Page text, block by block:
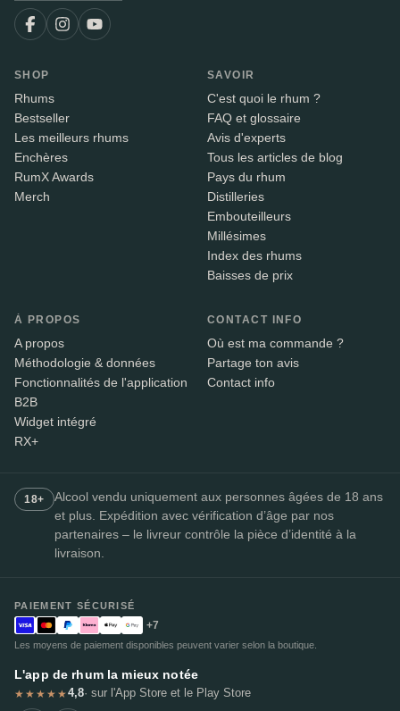
SHOP
Rhums
Bestseller
Les meilleurs rhums
Enchères
RumX Awards
Merch
SAVOIR
C'est quoi le rhum ?
FAQ et glossaire
Avis d'experts
Tous les articles de blog
Pays du rhum
Distilleries
Embouteilleurs
Millésimes
Index des rhums
Baisses de prix
À PROPOS
A propos
Méthodologie & données
Fonctionnalités de l'application
B2B
Widget intégré
RX+
CONTACT INFO
Où est ma commande ?
Partage ton avis
Contact info
18+
Alcool vendu uniquement aux personnes âgées de 18 ans
et plus. Expédition avec vérification d’âge par nos
partenaires – le livreur contrôle la pièce d’identité à la
livraison.
PAIEMENT SÉCURISÉ
+7
Les moyens de paiement disponibles peuvent varier selon la boutique.
L'app de rhum la mieux notée
★★★★★4,8· sur l'App Store et le Play Store